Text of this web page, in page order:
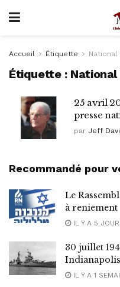
Accueil Étiquette National
Étiquette : National
25 avril
presse
par Jeff
Recommandé pour
Le
à reniement
IL Y A 5
30 juillet
IL Y A 1